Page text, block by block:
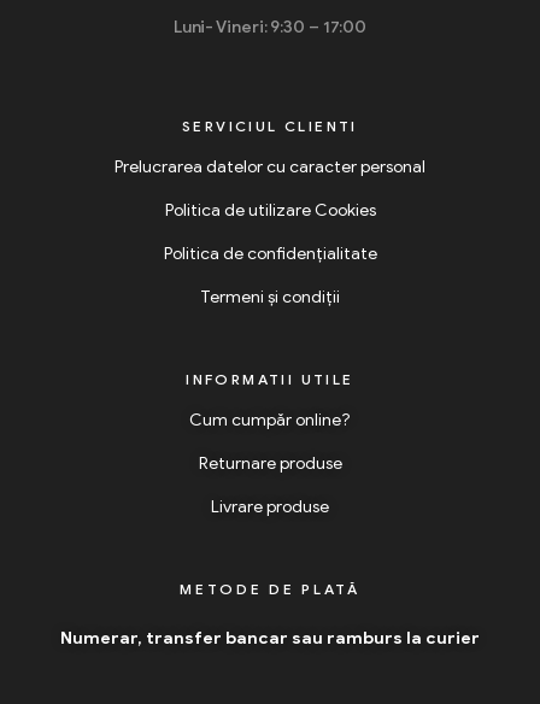
Luni- Vineri: 9:30 – 17:00
SERVICIUL CLIENTI
Prelucrarea datelor cu caracter personal
Politica de utilizare Cookies
Politica de confidențialitate
Termeni și condiții
INFORMATII UTILE
Cum cumpăr online?
Returnare produse
Livrare produse
METODE DE PLATĂ
Numerar, transfer bancar sau ramburs la curier